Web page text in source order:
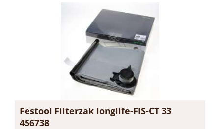
Festool Filterzak longlife-FIS-CT 33
456738